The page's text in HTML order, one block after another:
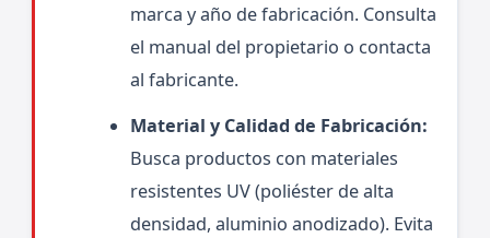
marca y año de fabricación. Consulta
el manual del propietario o contacta
al fabricante.
Material y Calidad de Fabricación:
Busca productos con materiales
resistentes UV (poliéster de alta
densidad, aluminio anodizado). Evita